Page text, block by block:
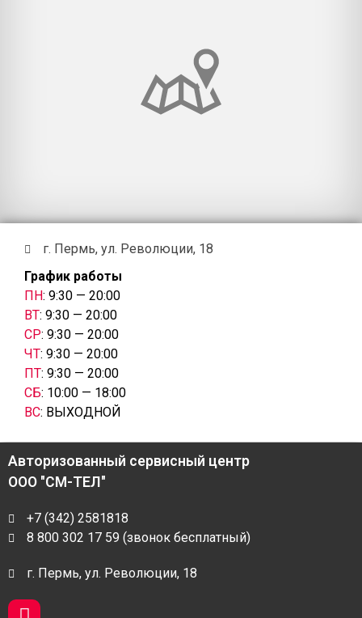
г. Пермь, ул. Революции, 18
График работы
ПН: 9:30 — 20:00
ВТ: 9:30 — 20:00
СР: 9:30 — 20:00
ЧТ: 9:30 — 20:00
ПТ: 9:30 — 20:00
СБ: 10:00 — 18:00
ВС: ВЫХОДНОЙ
Авторизованный сервисный центр
ООО "СМ-ТЕЛ"
+7 (342) 2581818
8 800 302 17 59 (звонок бесплатный)
г. Пермь, ул. Революции, 18